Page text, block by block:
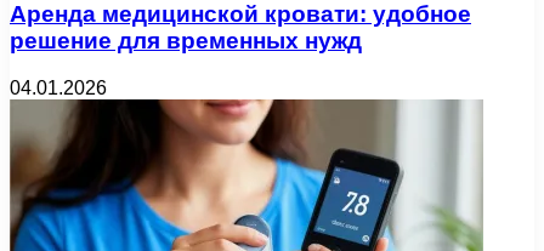
Аренда медицинской кровати: удобное
решение для временных нужд
04.01.2026